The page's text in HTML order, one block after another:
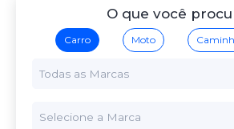
O que você
Carro Moto